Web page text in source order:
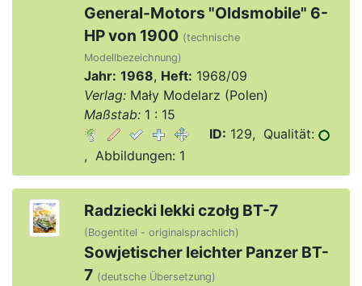
General-Motors "Oldsmobile" 6-
HP von 1900 (technische
Modellbezeichnung)
Jahr: 1968, Heft: 1968/09
Verlag:Mały Modelarz (Polen)
Maßstab:1 : 15
ID: 129, Qualität:
, Abbildungen: 1
Radziecki lekki czołg BT-7
(Bogentitel - originalsprachlich)
Sowjetischer leichter Panzer BT-
7 (deutsche Übersetzung)